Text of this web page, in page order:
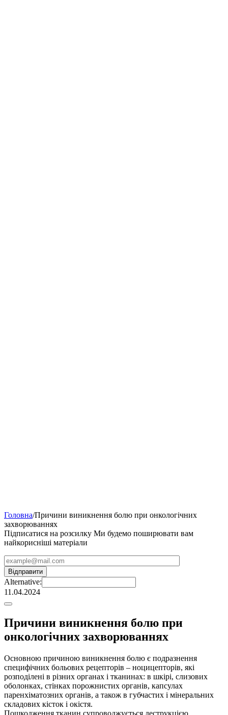
Головна/Причини виникнення болю при онкологічних
захворюваннях
Підписатися на розсилку Ми будемо поширювати вам
найкорисніші матеріали
Alternative:
11.04.2024
Причини виникнення болю при
онкологічних захворюваннях
Основною причиною виникнення болю є подразнення
специфічних больових рецепторів – ноцицепторів, які
розподілені в різних органах і тканинах: в шкірі, слизових
оболонках, стінках порожнистих органів, капсулах
паренхіматозних органів, а також в губчастих і мінеральних
складових кісток і окістя.
Пошкодження тканин супроводжується деструкцією